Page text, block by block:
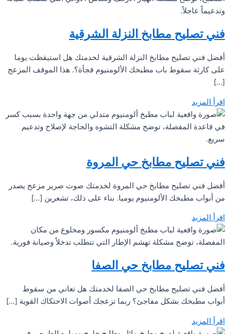
فني تصليح مطابخ النزلة الشرقية
أفضل فني تصليح مطابخ النزلة الشرقية لخدمتك هل استيقظت يوما
على كارثة سقوط باب مطبخك الألومنيوم فجأة؟. هذا الموقف المزعج
[…]
اقرأ المزيد
فني تصليح مطابخ حي المروة
أفضل فني تصليح مطابخ حي المروة لخدمتك صوت صرير مزعج يصدر
من أبواب مطبخك الألومنيوم يوميا. بناء على ذلك، تشعرين […]
اقرأ المزيد
فني تصليح مطابخ حي الصفا
أفضل فني تصليح مطابخ حي الصفا لخدمتك هل تعاني من سقوط
أبواب مطبخك بشكل مفاجئ؟ ربما تزعجك أصوات الاحتكاك القوية […]
اقرأ المزيد